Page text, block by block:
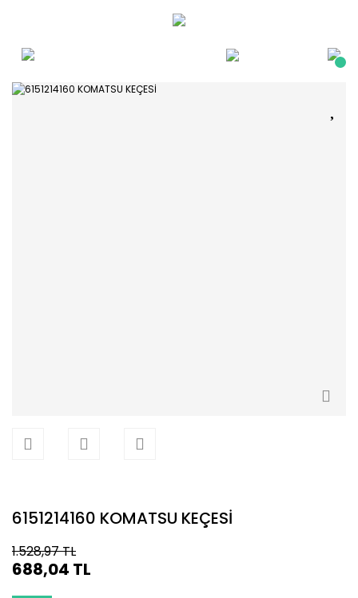
6151214160 KOMATSU KEÇESİ
1.528,97 TL
688,04 TL